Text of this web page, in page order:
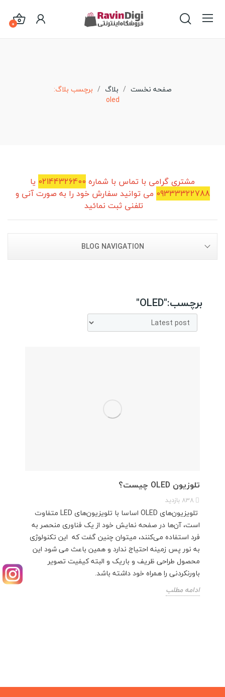
0
صفحه نخست بلاگ
برچسب بلاگ:
oled
مشتری گرامی با تماس با شماره 02144326400 یا
09333322788 می توانید سفارش خود را به صورت آنی و
تلفنی ثبت نمائید
BLOG NAVIGATION
برچسب:"OLED"
تلوزیون OLED چیست؟
838 بازدید
تلویزیون‌های OLED اساسا با تلویزیون‌های LED متفاوت
است، آن‌ها در صفحه نمایش خود از یک فناوری منحصر به
فرد استفاده می‌کنند، میتوان چنین گفت که این تکنولوژی
به نور پس زمینه احتیاج ندارد و همین باعث می شود این
محصول طراحی ظریف و باریک و البته کیفیت تصویر
باورنکردنی را همراه خود داشته باشد.
ادامه مطلب